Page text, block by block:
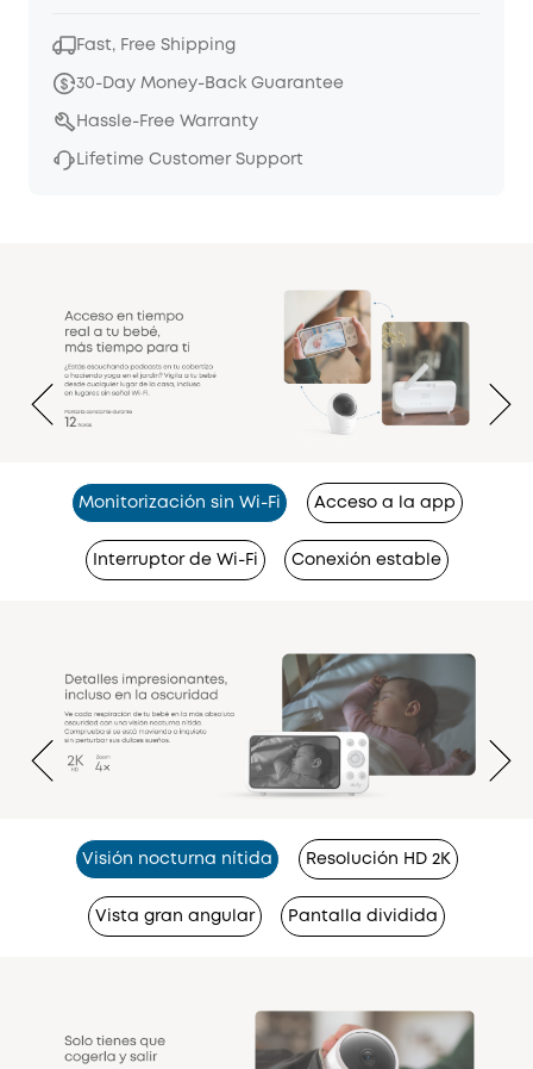
Fast, Free Shipping
30-Day Money-Back Guarantee
Hassle-Free Warranty
Lifetime Customer Support
Monitorización sin Wi-Fi Acceso a la app
Interruptor de Wi-Fi Conexión estable
Visión nocturna nítida Resolución HD 2K
Vista gran angular Pantalla dividida